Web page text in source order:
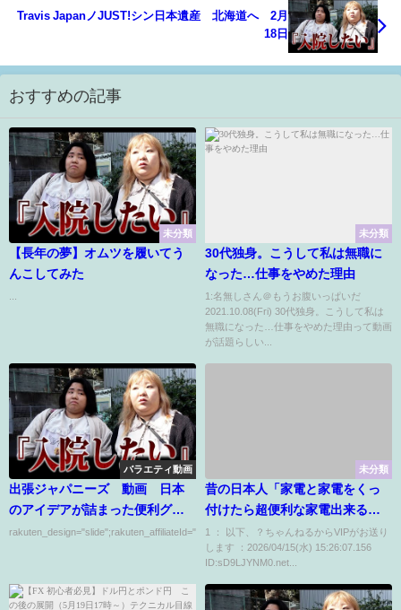
Travis JapanノJUST!シン日本遺産 北海道へ 2月
18日
おすすめの記事
未分類
【長年の夢】オムツを履いてう
んこしてみた
未分類
30代独身。こうして私は無職に
なった…仕事をやめた理由
1:名無しさん＠もうお腹いっぱいだ
2021.10.08(Fri) 30代独身。こうして私は
無職になった…仕事をやめた理由って動画
が話題らしい...
バラエティ動画
出張ジャパニーズ 動画 日本
のアイデアが詰まった便利グッ
ズを海外へ 10月17日
rakuten_design="slide";rakuten_affiliateId="00ed0224.63...
未分類
昔の日本人「家電と家電をくっ
付けたら超便利な家電出来るじ
ゃんｗｗｗｗ」←何故ここから
進化出来なかったのか
1 ： 以下、？ちゃんねるからVIPがお送り
します ：2026/04/15(水) 15:26:07.156
ID:sD9LJYNM0.net...